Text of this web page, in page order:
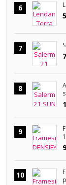
6
7
8
9
10